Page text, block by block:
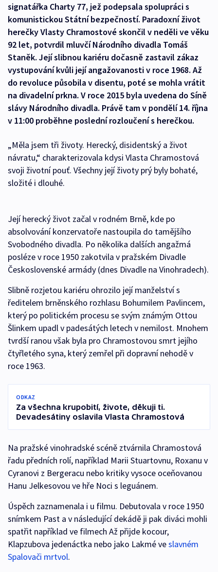
signatářka Charty 77, jež podepsala spolupráci s
komunistickou Státní bezpečností. Paradoxní život
herečky Vlasty Chramostové skončil v neděli ve věku
92 let, potvrdil mluvčí Národního divadla Tomáš
Staněk. Její slibnou kariéru dočasně zastavil zákaz
vystupování kvůli její angažovanosti v roce 1968. Až
do revoluce působila v disentu, poté se mohla vrátit
na divadelní prkna. V roce 2015 byla uvedena do Síně
slávy Národního divadla. Právě tam v pondělí 14. října
v 11:00 proběhne poslední rozloučení s herečkou.
„Měla jsem tři životy. Herecký, disidentský a život
návratu,“ charakterizovala kdysi Vlasta Chramostová
svoji životní pouť. Všechny její životy prý byly bohaté,
složité i dlouhé.
Její herecký život začal v rodném Brně, kde po
absolvování konzervatoře nastoupila do tamějšího
Svobodného divadla. Po několika dalších angažmá
posléze v roce 1950 zakotvila v pražském Divadle
Československé armády (dnes Divadle na Vinohradech).
Slibně rozjetou kariéru ohrozilo její manželství s
ředitelem brněnského rozhlasu Bohumilem Pavlincem,
který po politickém procesu se svým známým Ottou
Šlinkem upadl v padesátých letech v nemilost. Mnohem
tvrdší ranou však byla pro Chramostovou smrt jejího
čtyřletého syna, který zemřel při dopravní nehodě v
roce 1963.
ODKAZ
Za všechna krupobití, živote, děkuji ti.
Devadesátiny oslavila Vlasta Chramostová
Na pražské vinohradské scéně ztvárnila Chramostová
řadu předních rolí, například Marii Stuartovnu, Roxanu v
Cyranovi z Bergeracu nebo kritiky vysoce oceňovanou
Hanu Jelkesovou ve hře Noci s leguánem.
Úspěch zaznamenala i u filmu. Debutovala v roce 1950
snímkem Past a v následující dekádě ji pak diváci mohli
spatřit například ve filmech Až přijde kocour,
Klapzubova jedenáctka nebo jako Lakmé veslavném
Spalovači mrtvol.